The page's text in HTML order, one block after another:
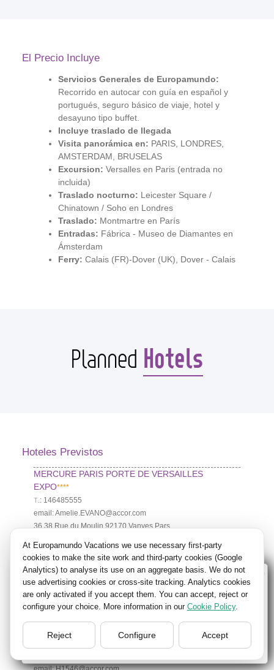
El Precio Incluye
Servicios Generales de Europamundo:
Recorrido en autocar con guía en español y
portugués, seguro básico de viaje, hotel y
desayuno tipo buffet.
Incluye traslado de llegada
Visita panorámica en: PARIS, LONDRES,
AMSTERDAM, BRUSELAS
Excursion: Versalles en Paris (entrada no
incluida)
Traslado nocturno: Leicester Square /
Chinatown / Soho en Londres
Traslado: Montmartre en París
Entradas: Fábrica - Museo de Diamantes en
Ámsterdam
Ferry: Calais (FR)-Dover (UK), Dover - Calais
Planned Hotels
Hoteles Previstos
MERCURE PARIS PORTE DE VERSAILLES
EXPO****
Т.: 146485555
email: Amelie.EVANO@accor.com
36 38 Rue du Moulin 92170 Vanves Pars
FRANCIA
MERCURE IVRY QUAI DE SEINE
****
Т.: 146701717
email: h6357@accor.com
5 ALLEE DE LA SEINE
MERCURE PARIS LA DEFENSE 5
email: H1546@accor.com
Wellcome to Europamundo Vacations, your in the
international site of:
Bienvenido a Europamundo Vacaciones, está usted en el
sitio internacional de:
USA(en) change/cambiar
At Europamundo Vacations we use necessary first-party
cookies to make the site work and third-party cookies (Google
Analytics) to analyse its use on an aggregate basis. We do not
use advertising cookies or cross-site tracking. Analytics cookies
are only activated if you accept them. You can accept, reject or
configure your choice. More information in our Cookie Policy.
Reject Configure Accept